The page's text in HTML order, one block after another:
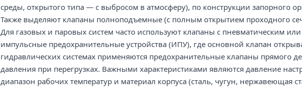
среды, открытого типа — с выбросом в атмосферу), по конструкции запорного
Также выделяют клапаны полноподъемные (с полным открытием проходного
Для газовых и паровых систем часто используют клапаны с пневматическим
импульсные предохранительные устройства (ИПУ), где основной клапан
гидравлических системах применяются предохранительные клапаны прямого
давления при перегрузках. Важными характеристиками являются давление
диапазон рабочих температур и материал корпуса (сталь, чугун, нержавеющая